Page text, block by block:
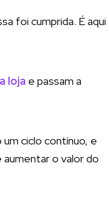
foi cumprida. É aqui
loja e passam a
ciclo contínuo, e
o valor do